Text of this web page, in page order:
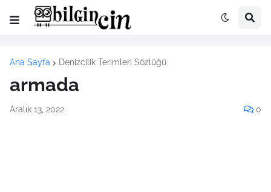
Ana Sayfa Denizcilik Terimleri Sözlüğü
armada
Aralık 13, 2022 0